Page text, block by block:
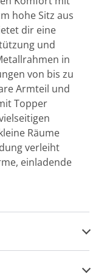
hohe Sitz aus
dir eine
und
in
von bis zu
Armteil und
Topper
Räume
verleiht
einladende